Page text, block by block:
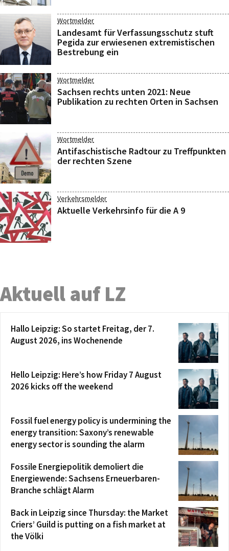
Wortmelder
Landesamt für Verfassungsschutz stuft
Pegida zur erwiesenen extremistischen
Bestrebung ein
Wortmelder
Sachsen rechts unten 2021: Neue
Publikation zu rechten Orten in Sachsen
Wortmelder
Antifaschistische Radtour zu Treffpunkten
der rechten Szene
Verkehrsmelder
Aktuelle Verkehrsinfo für die A 9
Aktuell auf LZ
Hallo Leipzig: So startet Freitag, der 7.
August 2026, ins Wochenende
Hello Leipzig: Here’s how Friday 7 August
2026 kicks off the weekend
Fossil fuel energy policy is undermining the
energy transition: Saxony’s renewable
energy sector is sounding the alarm
Fossile Energiepolitik demoliert die
Energiewende: Sachsens Erneuerbaren-
Branche schlägt Alarm
Back in Leipzig since Thursday: the Market
Criers’ Guild is putting on a fish market at
the Völki